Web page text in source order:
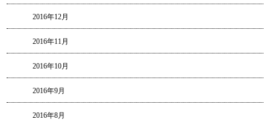
2016年12月
2016年11月
2016年10月
2016年9月
2016年8月